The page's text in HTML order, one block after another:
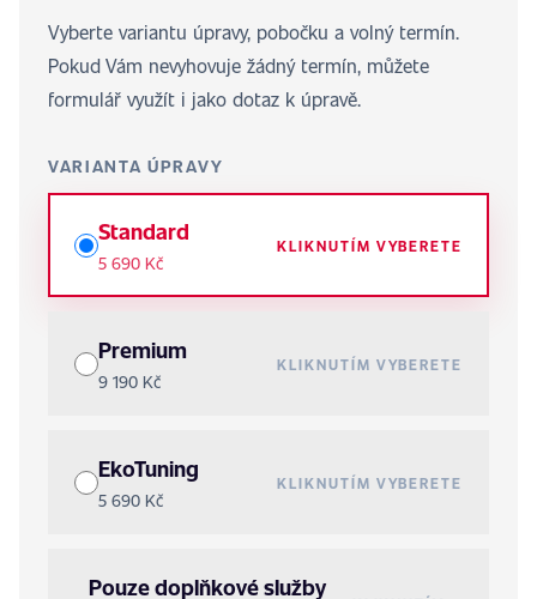
Vyberte variantu úpravy, pobočku a volný termín.
Pokud Vám nevyhovuje žádný termín, můžete
formulář využít i jako dotaz k úpravě.
VARIANTA ÚPRAVY
Standard
5 690 Kč
KLIKNUTÍM VYBERETE
Premium
9 190 Kč
KLIKNUTÍM VYBERETE
EkoTuning
5 690 Kč
KLIKNUTÍM VYBERETE
Pouze doplňkové služby